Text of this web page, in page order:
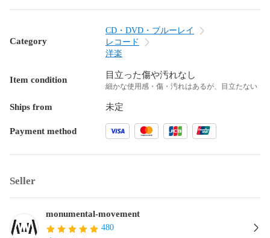
Category
CD・DVD・ブルーレイ
レコード
洋楽
Item condition 目立った傷や汚れなし
細かな使用感・傷・汚れはあるが、目立たない
Ships from 未定
Payment method
Seller
monumental-movement
480